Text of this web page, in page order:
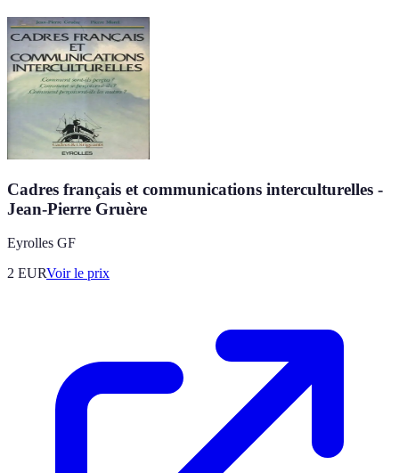
Cadres français et communications interculturelles -
Jean-Pierre Gruère
Eyrolles GF
2 EURVoir le prix